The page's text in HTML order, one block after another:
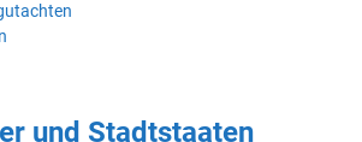
und Stadtstaaten